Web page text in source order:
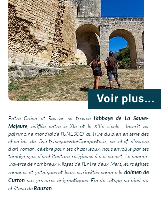
Voir plus...
Entre Créon et Rauzan se trouvel’abbaye de La Sauve-
Majeure, édifiée entre le XIe et le XIIIe siècle. Inscrit au
patrimoine mondial de l’UNESCO au titre du bien en série des
chemins de Saint-Jacques-de-Compostelle, ce chef d'œuvre
d’art roman, célèbre pour ses chapiteaux, nous envoûte par ses
témoignages d’architecture religieuse à ciel ouvert. Le chemin
traverse de nombreux villages de l’Entre-deux-Mers, leurs églises
romanes et gothiques et leurs curiosités comme le dolmen de
Curton aux gravures énigmatiques. Fin de l’étape au pied du
château deRauzan.